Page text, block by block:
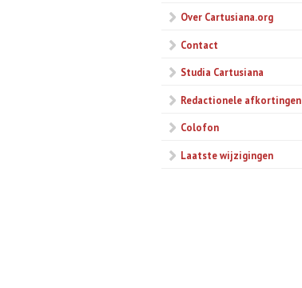
Over Cartusiana.org
Contact
Studia Cartusiana
Redactionele afkortingen
Colofon
Laatste wijzigingen